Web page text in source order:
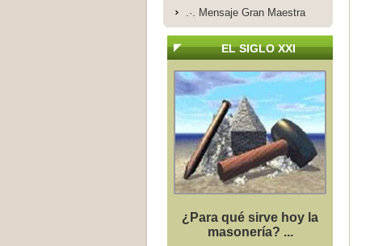
.·. Mensaje Gran Maestra
EL SIGLO XXI
¿Para qué sirve hoy la
masonería? ...